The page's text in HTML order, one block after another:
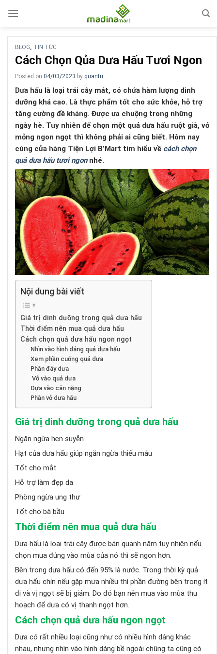
BLOG, TIN TỨC
Cách Chọn Qủa Dưa Hấu Tươi Ngon
Posted on 04/03/2023 by quantri
Dưa hấu là loại trái cây mát, có chứa hàm lượng dinh
dưỡng khá cao. Là thực phẩm tốt cho sức khỏe, hỗ trợ
tăng cường đề kháng. Được ưa chuộng trong những
ngày hè. Tuy nhiên để chọn một quả dưa hấu ruột già, vỏ
mỏng ngon ngọt thì không phải ai cũng biết. Hôm nay
cùng cửa hàng Tiện Lợi B’Mart tìm hiểu về cách chọn
quả dưa hấu tươi ngonnhé.
Nội dung bài viết
Giá trị dinh dưỡng trong quả dưa hấu
Thời điểm nên mua quả dưa hấu
Cách chọn quả dưa hấu ngon ngọt
Nhìn vào hình dáng quả dưa hấu
Xem phần cuống quả dưa
Phần đáy dưa
Vỗ vào quả dưa
Dựa vào cân nặng
Phần vỏ dưa hấu
Giá trị dinh dưỡng trong quả dưa hấu
Ngăn ngừa hen suyễn
Hạt của dưa hấu giúp ngăn ngừa thiếu máu
Tốt cho mắt
Hỗ trợ làm đẹp da
Phòng ngừa ung thư
Tốt cho bà bầu
Thời điểm nên mua quả dưa hấu
Dưa hấu là loại trái cây được bán quanh năm tuy nhiên nếu
chọn mua đúng vào mùa của nó thì sẽ ngon hơn.
Bên trong dưa hấu có đến 95% là nước. Trong thời kỳ quả
dưa hấu chín nếu gặp mưa nhiều thì phần đường bên trong ít
đi và vị ngọt sẽ bị giảm. Do đó bạn nên mua vào mùa thu
hoạch để dưa có vị thanh ngọt hơn.
Cách chọn quả dưa hấu ngon ngọt
Dưa có rất nhiều loại cũng như có nhiều hình dáng khác
nhau, nhưng nhìn vào hình dáng bề ngoài chũng ta cũng có